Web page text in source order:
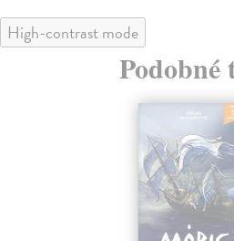
High-contrast mode